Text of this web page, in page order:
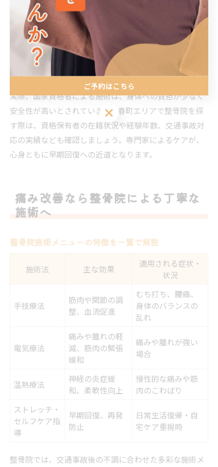
を選ぶには、国家資格を持つ柔道整復師や鍼灸師が在籍
しているかどうかが大きなポイントです。国家資格者は
専門的な知識と技術を持ち、事故後の症状に合わせて的
確な施術を行えます。保険適用や医療機関との連携もス
ムーズに進められるため、万が一のトラブル時にも安心
です。
実際、国家資格者による施術は、身体への負担が少なく
安全性が高いとされています。春町エリアで整骨院を探
す際は、資格保有者の在籍状況や経験年数、交通事故対
応の実績なども確認しましょう。専門家によるケアが、
心身ともに早期回復への近道となります。
痛み改善なら整骨院による丁寧な
施術へ
整骨院施術メニューの特徴を一覧で解説
施術法 主な効果
適用される症状・
状況
手技療法
筋肉や関節の調
整、血流促進
むち打ち、腰痛、
身体のバランスの
乱れ
電気療法
痛みや腫れの軽
減、筋肉の緊張
緩和
痛みや腫れが強い
場合
温熱療法
神経の炎症緩
和、柔軟性向上
慢性的な痛みや筋
肉のこわばり
ストレッチ・
セルフケア指
導
早期回復、再発
防止
日常生活復帰・自
宅ケア重視時
整骨院では、交通事故後の不調に合わせた多彩な施術メ
ご予約はこちら
ご予約はこちら